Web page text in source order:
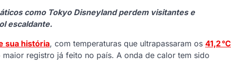
como Tokyo Disneyland perdem visitantes e
escaldante.
sua história, com temperaturas que ultrapassaram os 41,2 °C
maior registro já feito no país. A onda de calor tem sido